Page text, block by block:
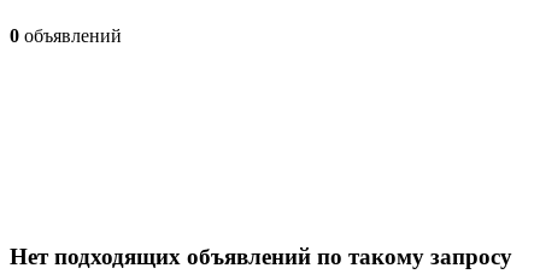
0 объявлений
Нет подходящих объявлений по такому запросу